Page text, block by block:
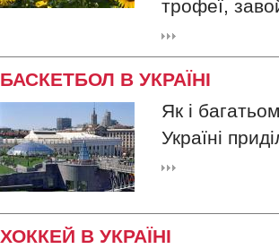
трофеї,
БАСКЕТБОЛ В УКРАЇНІ
Як і
Україні
ХОККЕЙ В УКРАЇНІ